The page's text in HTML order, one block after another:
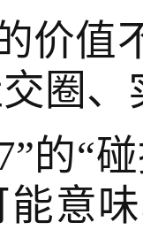
价值
圈
的“
能意